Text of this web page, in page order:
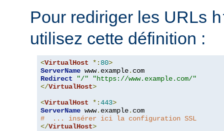
Pour rediriger les URLs
utilisez cette définition :
<VirtualHost *: 80>
ServerName www. example.
Redirect
"/"
"https://www.example.com/"
</VirtualHost>
<VirtualHost *:443>
ServerName www. example.
#  ... insérer ici la configuration SSL
</VirtualHost>